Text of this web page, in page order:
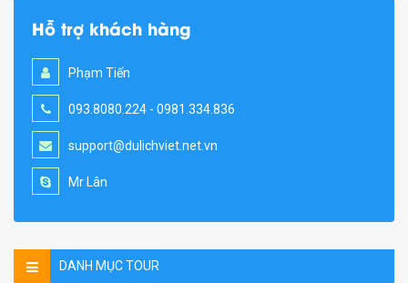
Hỗ trợ khách hàng
Phạm Tiến
093.8080.224 - 0981.334.836
support@dulichviet.net.vn
Mr Lân
DANH MỤC TOUR